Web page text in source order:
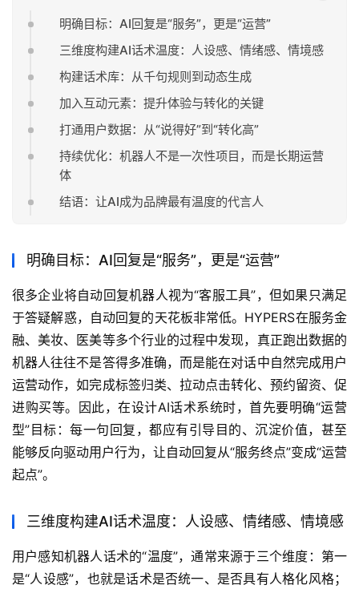
明确目标：AI回复是“服务”，更是“运营”
三维度构建AI话术温度：人设感、情绪感、情境感
构建话术库：从千句规则到动态生成
加入互动元素：提升体验与转化的关键
打通用户数据：从“说得好”到“转化高”
持续优化：机器人不是一次性项目，而是长期运营
体
结语：让AI成为品牌最有温度的代言人
明确目标：AI回复是“服务”，更是“运营”
很多企业将自动回复机器人视为“客服工具”，但如果只满足
于答疑解惑，自动回复的天花板非常低。HYPERS在服务金
融、美妆、医美等多个行业的过程中发现，真正跑出数据的
机器人往往不是答得多准确，而是能在对话中自然完成用户
运营动作，如完成标签归类、拉动点击转化、预约留资、促
进购买等。因此，在设计AI话术系统时，首先要明确“运营
型”目标：每一句回复，都应有引导目的、沉淀价值，甚至
能够反向驱动用户行为，让自动回复从“服务终点”变成“运营
起点”。
三维度构建AI话术温度：人设感、情绪感、情境感
用户感知机器人话术的“温度”，通常来源于三个维度：第一
是“人设感”，也就是话术是否统一、是否具有人格化风格；